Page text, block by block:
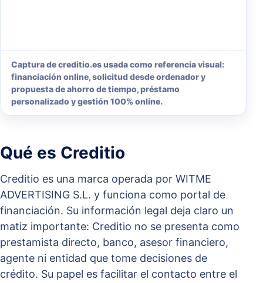
Captura de creditio.es usada como referencia visual:
financiación online, solicitud desde ordenador y
propuesta de ahorro de tiempo, préstamo
personalizado y gestión 100% online.
Qué es Creditio
Creditio es una marca operada por WITME
ADVERTISING S.L. y funciona como portal de
financiación. Su información legal deja claro un
matiz importante: Creditio no se presenta como
prestamista directo, banco, asesor financiero,
agente ni entidad que tome decisiones de
crédito. Su papel es facilitar el contacto entre el